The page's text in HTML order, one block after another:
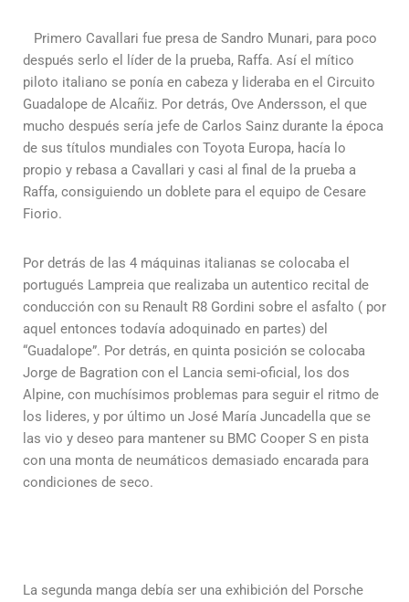
Primero Cavallari fue presa de Sandro Munari, para poco
después serlo el líder de la prueba, Raffa. Así el mítico
piloto italiano se ponía en cabeza y lideraba en el Circuito
Guadalope de Alcañiz. Por detrás, Ove Andersson, el que
mucho después sería jefe de Carlos Sainz durante la época
de sus títulos mundiales con Toyota Europa, hacía lo
propio y rebasa a Cavallari y casi al final de la prueba a
Raffa, consiguiendo un doblete para el equipo de Cesare
Fiorio.
Por detrás de las 4 máquinas italianas se colocaba el
portugués Lampreia que realizaba un autentico recital de
conducción con su Renault R8 Gordini sobre el asfalto ( por
aquel entonces todavía adoquinado en partes) del
“Guadalope”. Por detrás, en quinta posición se colocaba
Jorge de Bagration con el Lancia semi-oficial, los dos
Alpine, con muchísimos problemas para seguir el ritmo de
los lideres, y por último un José María Juncadella que se
las vio y deseo para mantener su BMC Cooper S en pista
con una monta de neumáticos demasiado encarada para
condiciones de seco.
La segunda manga debía ser una exhibición del Porsche